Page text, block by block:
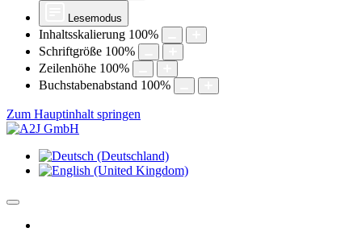
Lesemodus
Inhaltsskalierung 100%
Schriftgröße 100%
Zeilenhöhe 100%
Buchstabenabstand 100%
Zum Hauptinhalt springen